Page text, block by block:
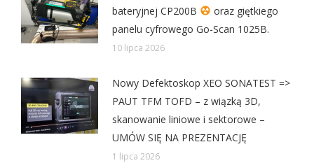
bateryjnej CP200B
oraz giętkiego
panelu cyfrowego Go-Scan 1025B.
10 lipca 2026
Nowy Defektoskop XEO SONATEST =>
PAUT TFM TOFD – z wiązką 3D,
skanowanie liniowe i sektorowe –
UMÓW SIĘ NA PREZENTACJĘ
1 lipca 2026